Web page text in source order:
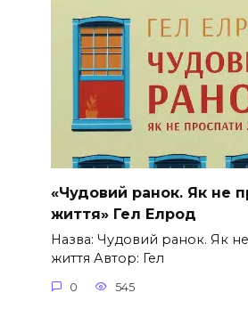
«Чудовий ранок. Як не
життя» Гел Елрод
Назва: Чудовий ранок. Як
життя Автор: Гел
0 545